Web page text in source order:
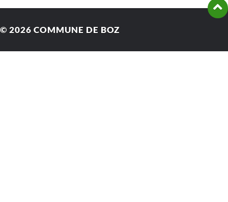
© 2026 COMMUNE DE BOZ